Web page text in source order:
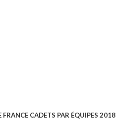
CADETS PAR ÉQUIPES 2018